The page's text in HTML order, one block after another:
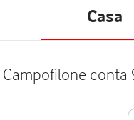
Casa